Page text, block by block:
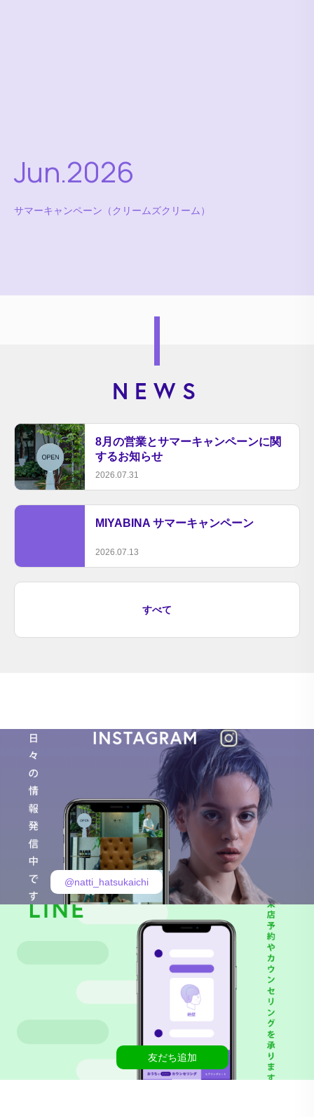
Jun.2026
サマーキャンペーン（クリームズクリーム）
NEWS
8月の営業とサマーキャンペーンに関
するお知らせ
2026.07.31
MIYABINA サマーキャンペーン
2026.07.13
すべて
友だち追加
@natti_hatsukaichi